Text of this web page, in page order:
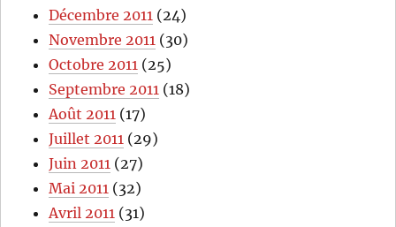
Décembre 2011 (24)
Novembre 2011 (30)
Octobre 2011 (25)
Septembre 2011 (18)
Août 2011 (17)
Juillet 2011 (29)
Juin 2011 (27)
Mai 2011 (32)
Avril 2011 (31)